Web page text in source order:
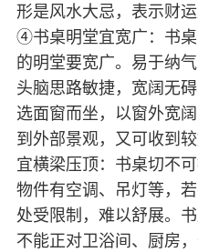
形是风水大忌，表示
④书桌明堂宜宽广：书
的明堂要宽广。易于纳
头脑思路敏捷，宽阔无
选面窗而坐，以窗外宽
到外部景观，又可收
宜横梁压顶：书桌切不
物件有空调、吊灯等，
处受限制，难以舒展。
不能正对卫浴间、厨房